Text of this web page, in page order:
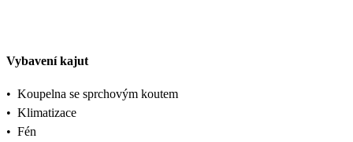
Vybavení kajut
• Koupelna se sprchovým koutem
• Klimatizace
• Fén